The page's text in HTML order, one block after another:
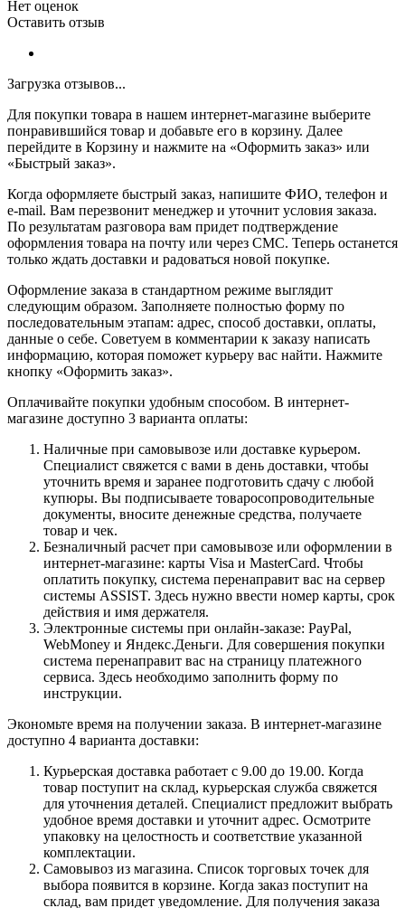
Нет оценок
Оставить отзыв
Загрузка отзывов...
Для покупки товара в нашем интернет-магазине выберите
понравившийся товар и добавьте его в корзину. Далее
перейдите в Корзину и нажмите на «Оформить заказ» или
«Быстрый заказ».
Когда оформляете быстрый заказ, напишите ФИО, телефон и
e-mail. Вам перезвонит менеджер и уточнит условия заказа.
По результатам разговора вам придет подтверждение
оформления товара на почту или через СМС. Теперь останется
только ждать доставки и радоваться новой покупке.
Оформление заказа в стандартном режиме выглядит
следующим образом. Заполняете полностью форму по
последовательным этапам: адрес, способ доставки, оплаты,
данные о себе. Советуем в комментарии к заказу написать
информацию, которая поможет курьеру вас найти. Нажмите
кнопку «Оформить заказ».
Оплачивайте покупки удобным способом. В интернет-
магазине доступно 3 варианта оплаты:
Наличные при самовывозе или доставке курьером.
Специалист свяжется с вами в день доставки, чтобы
уточнить время и заранее подготовить сдачу с любой
купюры. Вы подписываете товаросопроводительные
документы, вносите денежные средства, получаете
товар и чек.
Безналичный расчет при самовывозе или оформлении в
интернет-магазине: карты Visa и MasterCard. Чтобы
оплатить покупку, система перенаправит вас на сервер
системы ASSIST. Здесь нужно ввести номер карты, срок
действия и имя держателя.
Электронные системы при онлайн-заказе: PayPal,
WebMoney и Яндекс.Деньги. Для совершения покупки
система перенаправит вас на страницу платежного
сервиса. Здесь необходимо заполнить форму по
инструкции.
Экономьте время на получении заказа. В интернет-магазине
доступно 4 варианта доставки:
Курьерская доставка работает с 9.00 до 19.00. Когда
товар поступит на склад, курьерская служба свяжется
для уточнения деталей. Специалист предложит выбрать
удобное время доставки и уточнит адрес. Осмотрите
упаковку на целостность и соответствие указанной
комплектации.
Самовывоз из магазина. Список торговых точек для
выбора появится в корзине. Когда заказ поступит на
склад, вам придет уведомление. Для получения заказа